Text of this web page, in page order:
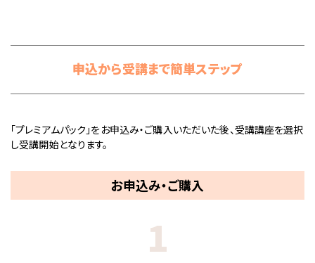
申込から受講まで簡単ステップ
「プレミアムパック」をお申込み・ご購入いただいた後、受講講座を選択
し受講開始となります。
お申込み・ご購入
1